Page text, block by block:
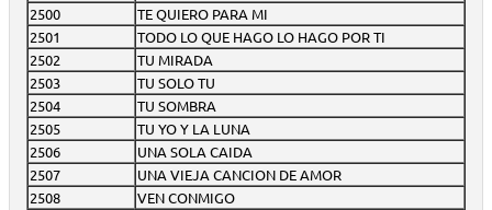
2500
TE QUIERO PARA MI
2501
TODO LO QUE HAGO LO HAGO POR TI
2502
TU MIRADA
2503
TU SOLO TU
2504
TU SOMBRA
2505
TU YO Y LA LUNA
2506
UNA SOLA CAIDA
2507
UNA VIEJA CANCION DE AMOR
2508
VEN CONMIGO